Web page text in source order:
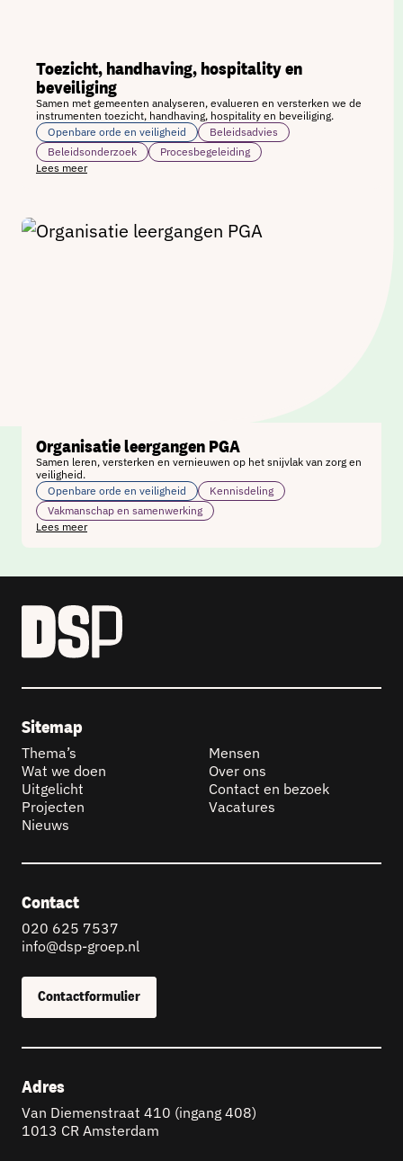
Toezicht, handhaving, hospitality en
beveiliging
Samen met gemeenten analyseren, evalueren en versterken we de
instrumenten toezicht, handhaving, hospitality en beveiliging.
Openbare orde en veiligheid
Beleidsadvies
Beleidsonderzoek
Procesbegeleiding
Lees meer
Organisatie leergangen PGA
Samen leren, versterken en vernieuwen op het snijvlak van zorg en
veiligheid.
Openbare orde en veiligheid
Kennisdeling
Vakmanschap en samenwerking
Lees meer
Sitemap
Thema’s
Wat we doen
Uitgelicht
Projecten
Nieuws
Mensen
Over ons
Contact en bezoek
Vacatures
Contact
020 625 7537
info@dsp-groep.nl
Contactformulier
Adres
Van Diemenstraat 410 (ingang 408)
1013 CR Amsterdam